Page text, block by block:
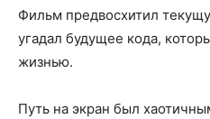
Фильм предвосхитил
угадал будущее кода,
жизнью.
Путь на экран был